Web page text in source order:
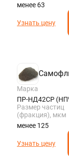
менее 63
Узнать цену
Марка
ПР-НД42СР
Размер частиц
(фракция), мкм
менее 125
Узнать цену